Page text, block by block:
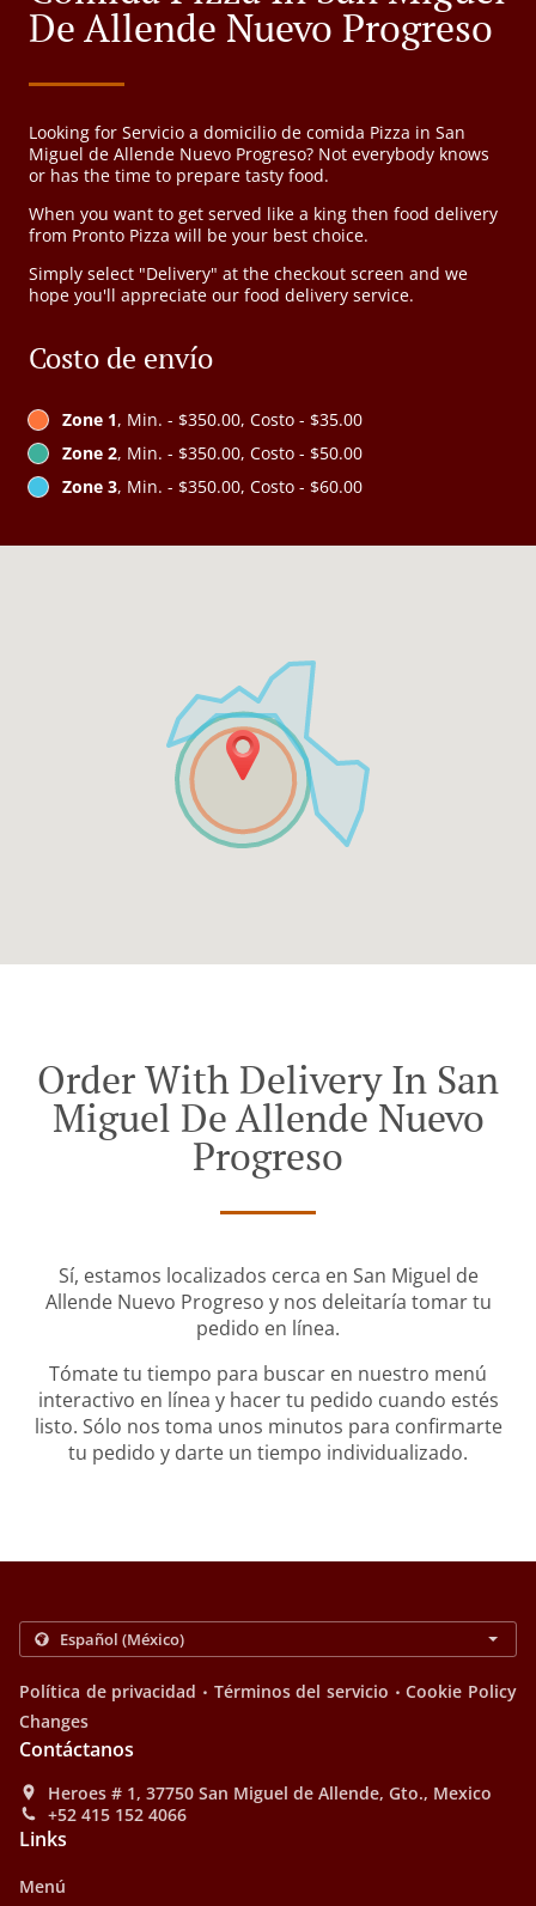
De Allende Nuevo Progreso
Looking for Servicio a domicilio de comida Pizza in San
Miguel de Allende Nuevo Progreso? Not everybody knows
or has the time to prepare tasty food.
When you want to get served like a king then food delivery
from Pronto Pizza will be your best choice.
Simply select "Delivery" at the checkout screen and we
hope you'll appreciate our food delivery service.
Costo de envío
Zone 1, Min. - $350.00, Costo - $35.00
Zone 2, Min. - $350.00, Costo - $50.00
Zone 3, Min. - $350.00, Costo - $60.00
Order With Delivery In San
Miguel De Allende Nuevo
Progreso
Sí, estamos localizados cerca en San Miguel de
Allende Nuevo Progreso y nos deleitaría tomar tu
pedido en línea.
Tómate tu tiempo para buscar en nuestro menú
interactivo en línea y hacer tu pedido cuando estés
listo. Sólo nos toma unos minutos para confirmarte
tu pedido y darte un tiempo individualizado.
Política de privacidad . Términos del servicio . Cookie Policy
Changes
Contáctanos
Heroes # 1, 37750 San Miguel de Allende, Gto., Mexico
+52 415 152 4066
Links
Menú